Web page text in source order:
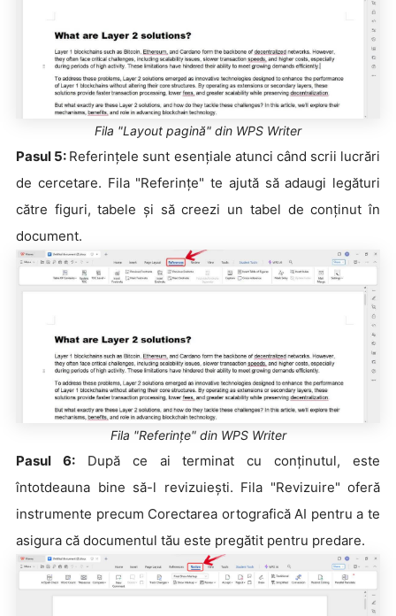
Fila "Layout pagină" din WPS Writer
Pasul 5: Referințele sunt esențiale atunci când scrii lucrări
de cercetare. Fila "Referințe" te ajută să adaugi legături
către figuri, tabele și să creezi un tabel de conținut în
document.
Fila "Referințe" din WPS Writer
Pasul 6:După ce ai terminat cu conținutul, este
întotdeauna bine să-l revizuiești. Fila "Revizuire" oferă
instrumente precum Corectarea ortografică AI pentru a te
asigura că documentul tău este pregătit pentru predare.